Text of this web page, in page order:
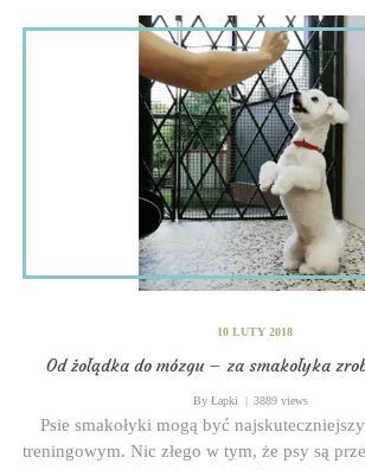
10 LUTY 2018
Od żołądka do mózgu – za smakołyka
ByŁapki 3889 views
Psie smakołyki mogą być
treningowym. Nic złego w tym, że psy są